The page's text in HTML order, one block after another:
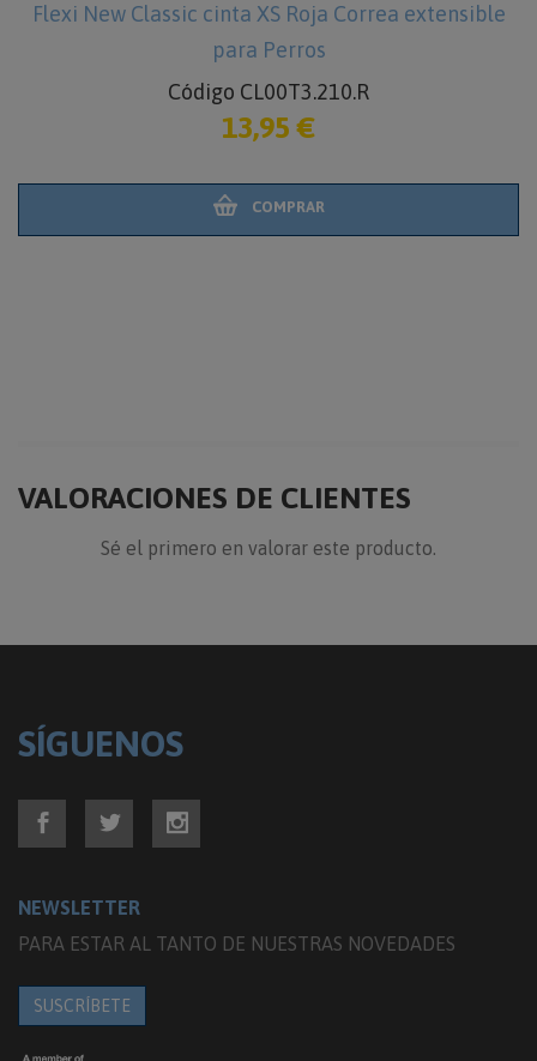
Flexi New Classic cinta XS Roja Correa extensible
para Perros
Código CL00T3.210.R
13,95 €
COMPRAR
VALORACIONES DE CLIENTES
Sé el primero en valorar este producto.
SÍGUENOS
NEWSLETTER
PARA ESTAR AL TANTO DE NUESTRAS NOVEDADES
SUSCRÍBETE